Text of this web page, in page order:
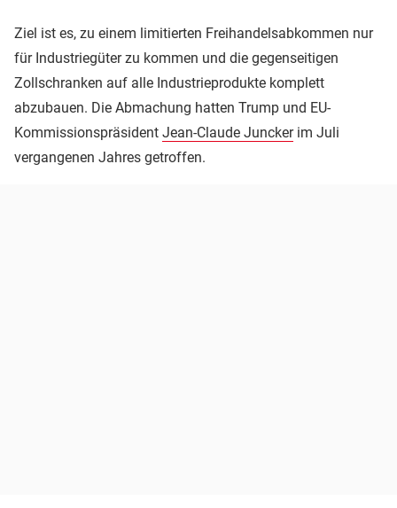
Ziel ist es, zu einem limitierten Freihandelsabkommen nur
für Industriegüter zu kommen und die gegenseitigen
Zollschranken auf alle Industrieprodukte komplett
abzubauen. Die Abmachung hatten Trump und EU-
Kommissionspräsident Jean-Claude Junckerim Juli
vergangenen Jahres getroffen.